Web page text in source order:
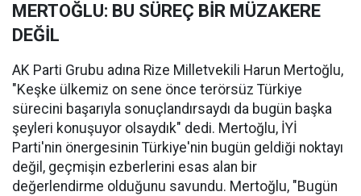
MERTOĞLU: BU SÜREÇ BİR MÜZAKERE
DEĞİL
AK Parti Grubu adına Rize Milletvekili Harun Mertoğlu,
"Keşke ülkemiz on sene önce terörsüz Türkiye
sürecini başarıyla sonuçlandırsaydı da bugün başka
şeyleri konuşuyor olsaydık" dedi. Mertoğlu, İYİ
Parti'nin önergesinin Türkiye'nin bugün geldiği noktayı
değil, geçmişin ezberlerini esas alan bir
değerlendirme olduğunu savundu. Mertoğlu, "Bugün